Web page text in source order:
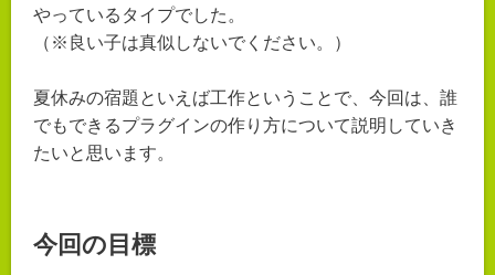
やっているタイプでした。
（※良い子は真似しないでください。）
夏休みの宿題といえば工作ということで、今回は、誰
でもできるプラグインの作り方について説明していき
たいと思います。
今回の目標